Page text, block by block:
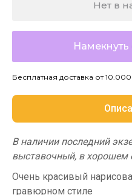
Нет в
Бесплатная доставка от
В наличии последний
выставочный, в хорошем
Очень красивый
гравюрном стиле